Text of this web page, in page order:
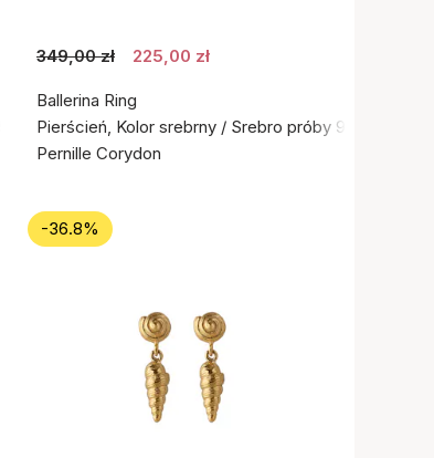
349,00 zł 225,00 zł
Ballerina Ring
Pierścień, Kolor srebrny / Srebro próby 925
Pernille Corydon
-36.8%